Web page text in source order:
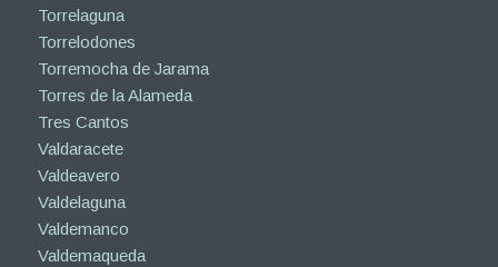
Torrelaguna
Torrelodones
Torremocha de Jarama
Torres de la Alameda
Tres Cantos
Valdaracete
Valdeavero
Valdelaguna
Valdemanco
Valdemaqueda